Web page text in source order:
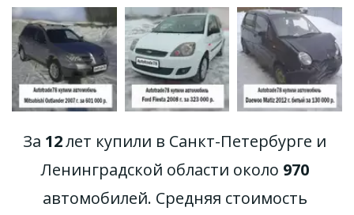
За 12 лет купили в Санкт-Петербурге и
Ленинградской области около 970
автомобилей. Средняя стоимость